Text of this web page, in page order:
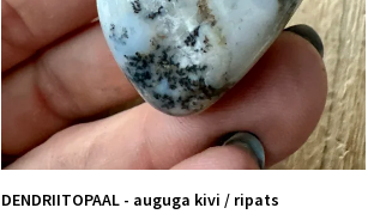
DENDRIITOPAAL - auguga kivi / ripats